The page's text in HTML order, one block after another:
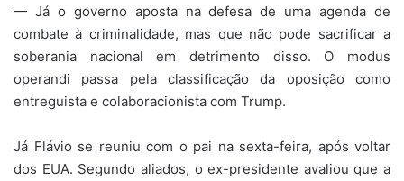
— Já o governo aposta na defesa de uma agenda de
combate à criminalidade, mas que não pode sacrificar a
soberania nacional em detrimento disso. O modus
operandi passa pela classificação da oposição como
entreguista e colaboracionista com Trump.
Já Flávio se reuniu com o pai na sexta-feira, após voltar
dos EUA. Segundo aliados, o ex-presidente avaliou que a